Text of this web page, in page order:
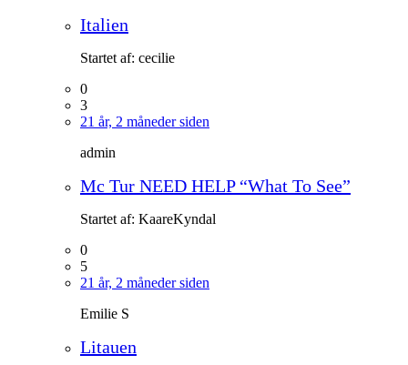
Italien
Startet af: cecilie
0
3
21 år, 2 måneder siden
admin
Mc Tur NEED HELP “What To See”
Startet af: KaareKyndal
0
5
21 år, 2 måneder siden
Emilie S
Litauen